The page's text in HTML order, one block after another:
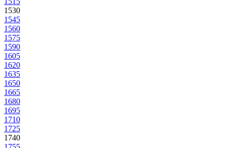
1530
1545
1560
1575
1590
1605
1620
1635
1650
1665
1680
1695
1710
1725
1740